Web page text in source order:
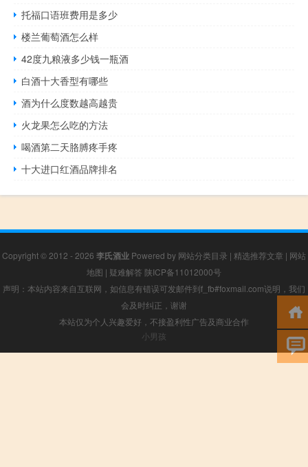
托福口语班费用是多少
楼兰葡萄酒怎么样
42度九粮液多少钱一瓶酒
白酒十大香型有哪些
酒为什么度数越高越贵
火龙果怎么吃的方法
喝酒第二天胳膊疼手疼
十大进口红酒品牌排名
Copyright © 2012 - 2026 李氏酒业 Powered by 网站分类目录 | 精选推荐文章 | 网站
地图 | 疑难解答 陕ICP备11012000号
声明：本站内容来自互联网，如信息有错误可发邮件到f_fb#foxmail.com说明，我们
会及时纠正，谢谢
本站仅为个人兴趣爱好，不接盈利性广告及商业合作
小男孩